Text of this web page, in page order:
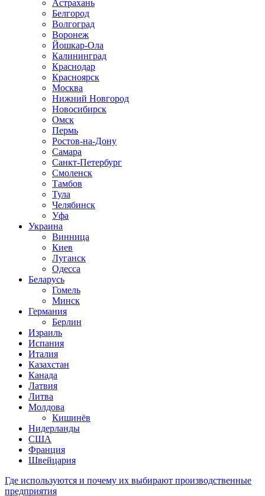
Астрахань
Белгород
Волгоград
Воронеж
Йошкар-Ола
Калининград
Краснодар
Красноярск
Москва
Нижний Новгород
Новосибирск
Омск
Пермь
Ростов-на-Дону
Самара
Санкт-Петербург
Смоленск
Тамбов
Тула
Челябинск
Уфа
Украина
Винница
Киев
Луганск
Одесса
Беларусь
Гомель
Минск
Германия
Берлин
Израиль
Испания
Италия
Казахстан
Канада
Латвия
Литва
Молдова
Кишинёв
Нидерланды
США
Франция
Швейцария
Где используются и почему их выбирают производственные
предприятия